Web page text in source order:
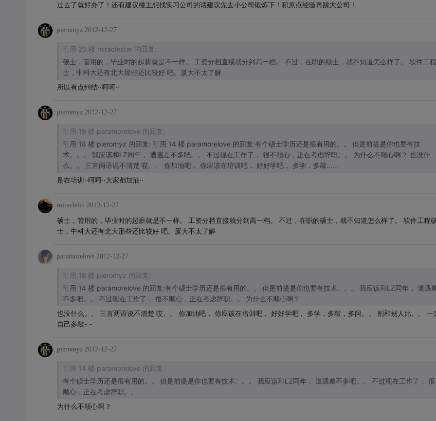
过去了就好办了！还有建议楼主想找实习公司的话建议先去小公司锻炼下！积累点经验再跳大公司！
pieromyz 2012-12-27
引用 20 楼 miraclestar 的回复:
硕士，管用的，毕业时的起薪就是不一样。 工资分档直接就分到高一档。 不过，在职的硕士，就不知道怎么样了。 软件工程硕
士，中科大还有北大那些还比较好 吧。厦大不太了解
所以有点纠结··呵呵··
pieromyz 2012-12-27
引用 19 楼 paramorelove 的回复:
引用 18 楼 pieromyz 的回复: 引用 14 楼 paramorelove 的回复:有个硕士学历还是很有用的。。 但是前提是你也要有技
术。。。 我应该和LZ同年， 遭遇差不多吧。。 不过现在工作了， 很不顺心，正在考虑辞职。。 为什么不顺心啊？ 也没什
么。。 三言两语说不清楚 哎、、 你加油吧， 你应该在培训吧， 好好学吧， 多学，多敲……
是在培训··呵呵··大家都加油··
miracleliu 2012-12-27
硕士，管用的，毕业时的起薪就是不一样。 工资分档直接就分到高一档。 不过，在职的硕士，就不知道怎么样了。 软件工程
士，中科大还有北大那些还比较好 吧。厦大不太了解
paramorelove 2012-12-27
引用 18 楼 pieromyz 的回复:
引用 14 楼 paramorelove 的回复:有个硕士学历还是很有用的。。 但是前提是你也要有技术。。。 我应该和LZ同年， 遭遇差
不多吧。。 不过现在工作了， 很不顺心，正在考虑辞职。。 为什么不顺心啊？
也没什么。。 三言两语说不清楚 哎、、 你加油吧， 你应该在培训吧， 好好学吧， 多学，多敲，多问。。 别和别人比。。 一
自己多敲- -
pieromyz 2012-12-27
引用 14 楼 paramorelove 的回复:
有个硕士学历还是很有用的。。 但是前提是你也要有技术。。。 我应该和LZ同年， 遭遇差不多吧。。 不过现在工作了， 很不
顺心，正在考虑辞职。。
为什么不顺心啊？